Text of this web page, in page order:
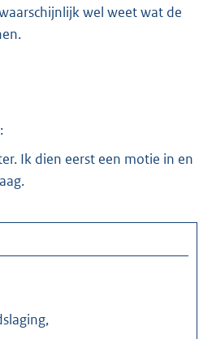
wel weet wat de
Ik dien eerst een motie in en